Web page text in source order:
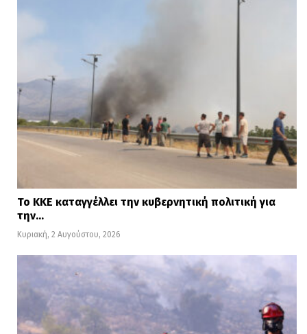
Το ΚΚΕ καταγγέλλει την κυβερνητική πολιτική για
την…
Κυριακή, 2 Αυγούστου, 2026